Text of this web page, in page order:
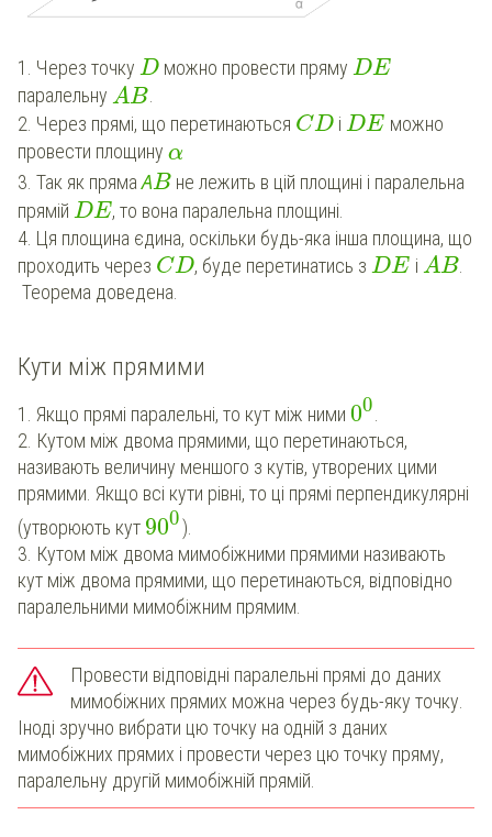
1. Через точку D можно провести пряму DE
паралельну AB.
2. Через прямі, що перетинаються CD і DE можно
провести площину α
3. Так як прямаАB не лежить в цій площині і паралельна
прямій DE, то вона паралельна площині.
4. Ця площина єдина, оскільки будь-яка інша площина, що
проходить через CD, буде перетинатись з DE і AB
Теорема доведена.
Кути між прямими
1. Якщо прямі паралельні, то кут між ними 00
2. Кутом між двома прямими, що перетинаються,
називають величину меншого з кутів, утворених цими
прямими. Якщо всі кути рівні, то ці прямі перпендикулярні
(утворюють кут 900).
3. Кутом між двома мимобіжними прямими називають
кут між двома прямими, що перетинаються, відповідно
паралельними мимобіжним прямим.
Провести відповідні паралельні прямі до даних
мимобіжних прямих можна через будь-яку точку.
Іноді зручно вибрати цю точку на одній з даних
мимобіжних прямих і провести через цю точку пряму,
паралельну другій мимобіжній прямій.